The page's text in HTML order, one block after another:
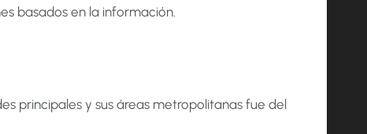
basados en la información.
principales y sus áreas metropolitanas fue del